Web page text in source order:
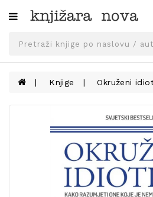
Kategorije
SVEUČILIŠNA
UDŽBENICI
KNJIGE
PRIBOR
Knjige Okruženi